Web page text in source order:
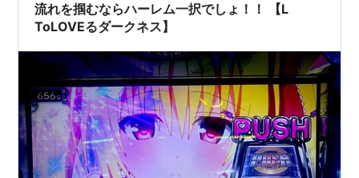
流れを掴むならハーレム一択でしょ！！ 【L
ToLOVEるダークネス】